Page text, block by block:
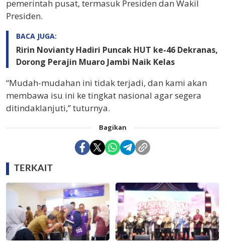
pemerintah pusat, termasuk Presiden dan Wakil
Presiden.
BACA JUGA:
Ririn Novianty Hadiri Puncak HUT ke-46 Dekranas,
Dorong Perajin Muaro Jambi Naik Kelas
“Mudah-mudahan ini tidak terjadi, dan kami akan
membawa isu ini ke tingkat nasional agar segera
ditindaklanjuti,” tuturnya.
Bagikan
TERKAIT